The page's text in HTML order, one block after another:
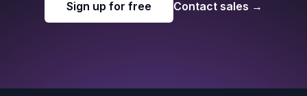
Sign up for free Contact sales →